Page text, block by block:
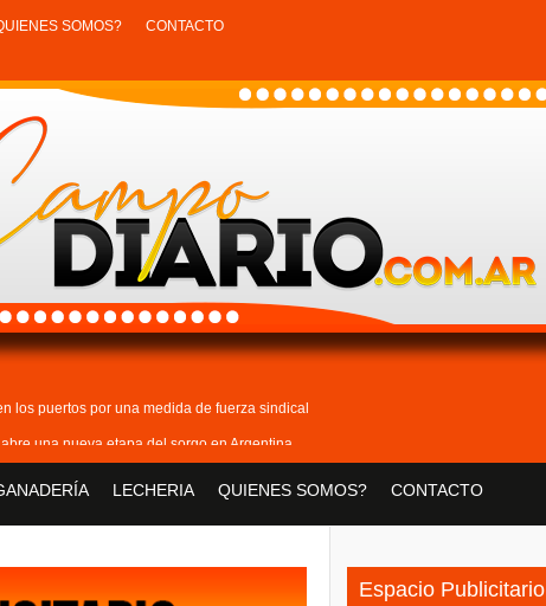
SOMOS? CONTACTO
los puertos por una medida de fuerza sindical
una nueva etapa del sorgo en Argentina
en alza: creció 3% en junio
LECHERIA QUIENES SOMOS? CONTACTO
Espacio Publicitario